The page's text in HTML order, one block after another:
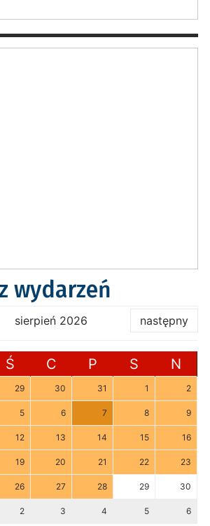
wydarzeń
sierpień 2026 następny
Ś C P S N
29 30 31 1 2
5 6 7 8 9
12 13 14 15 16
19 20 21 22 23
26 27 28 29 30
2 3 4 5 6